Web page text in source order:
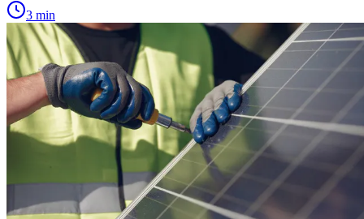
3 min